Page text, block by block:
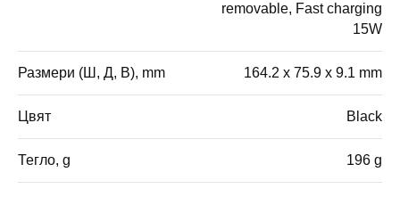
removable, Fast charging
15W
Размери (Ш, Д, В), mm 164.2 x 75.9 x 9.1 mm
Цвят Black
Тегло, g 196 g